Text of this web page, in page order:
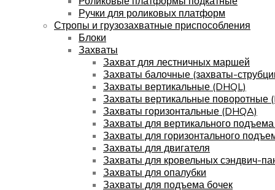
Ручки для роликовых платформ
Стропы и грузозахватные приспособления
Блоки
Захваты
Захват для лестничных маршей
Захваты балочные (захваты-
Захваты вертикальные (DHQL)
Захваты вертикальные поворотные
Захваты горизонтальные (DHQA)
Захваты для вертикального
Захваты для горизонтального
Захваты для двигателя
Захваты для кровельных сэндвич-
Захваты для опалубки
Захваты для подъема бочек